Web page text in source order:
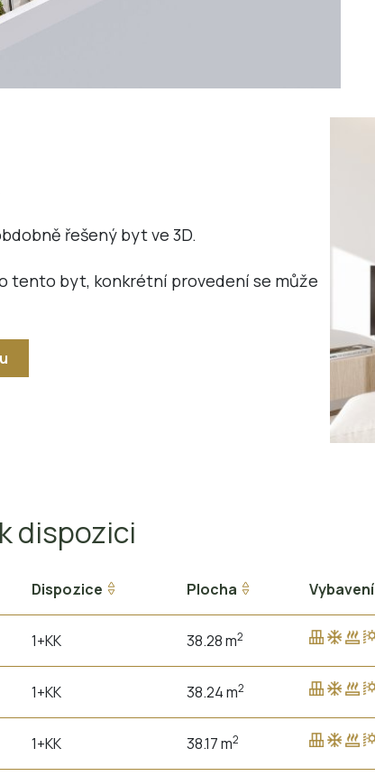
řešený byt ve 3D.
tento byt, konkrétní provedení se může
dispozici
Dispozice Plocha Vybavení
1+KK 38.28 m2
1+KK 38.24 m2
1+KK 38.17 m2